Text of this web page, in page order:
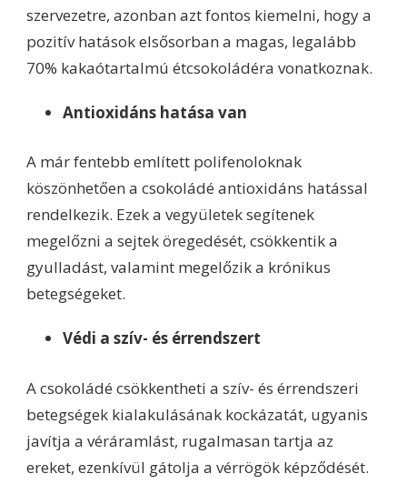
szervezetre, azonban azt fontos kiemelni, hogy a
pozitív hatások elsősorban a magas, legalább
70% kakaótartalmú étcsokoládéra vonatkoznak.
Antioxidáns hatása van
A már fentebb említett polifenoloknak
köszönhetően a csokoládé antioxidáns hatással
rendelkezik. Ezek a vegyületek segítenek
megelőzni a sejtek öregedését, csökkentik a
gyulladást, valamint megelőzik a krónikus
betegségeket.
Védi a szív- és érrendszert
A csokoládé csökkentheti a szív- és érrendszeri
betegségek kialakulásának kockázatát, ugyanis
javítja a véráramlást, rugalmasan tartja az
ereket, ezenkívül gátolja a vérrögök képződését.